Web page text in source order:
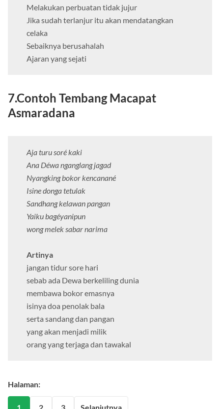
Melakukan perbuatan tidak jujur
Jika sudah terlanjur itu akan mendatangkan
celaka
Sebaiknya berusahalah
Ajaran yang sejati
7.Contoh Tembang Macapat
Asmaradana
Aja turu soré kaki
Ana Déwa nganglang jagad
Nyangking bokor kencanané
Isine donga tetulak
Sandhang kelawan pangan
Yaiku bagéyanipun
wong melek sabar narima
Artinya
jangan tidur sore hari
sebab ada Dewa berkeliling dunia
membawa bokor emasnya
isinya doa penolak bala
serta sandang dan pangan
yang akan menjadi milik
orang yang terjaga dan tawakal
Halaman: